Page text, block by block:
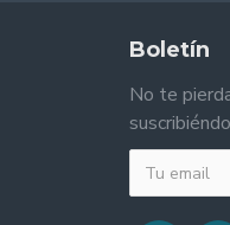
Boletín
No te